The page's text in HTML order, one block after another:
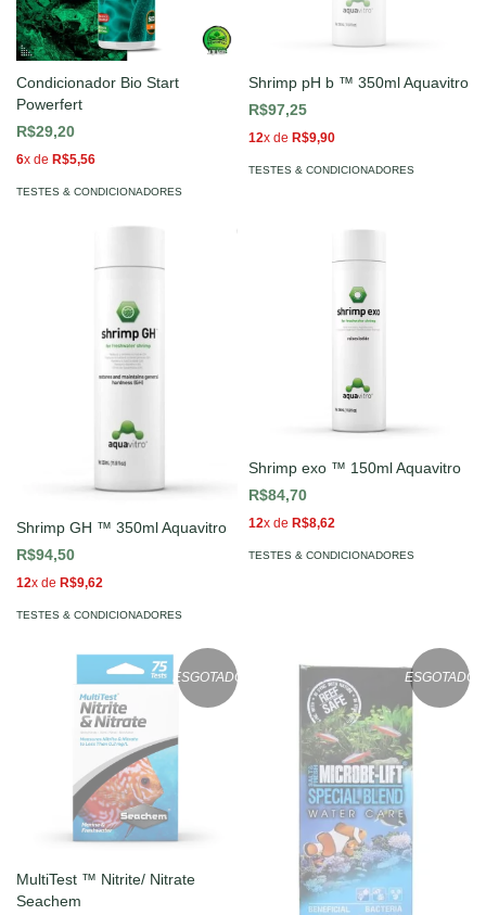
Condicionador Bio Start
Powerfert
R$29,20
6x de R$5,56
TESTES & CONDICIONADORES
Shrimp pH b ™ 350ml Aquavitro
R$97,25
12x de R$9,90
TESTES & CONDICIONADORES
Shrimp GH ™ 350ml Aquavitro
R$94,50
12x de R$9,62
TESTES & CONDICIONADORES
Shrimp exo ™ 150ml Aquavitro
R$84,70
12x de R$8,62
TESTES & CONDICIONADORES
ESGOTADO
MultiTest ™ Nitrite/ Nitrate
Seachem
ESGOTADO